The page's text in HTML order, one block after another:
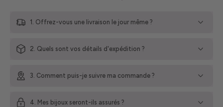
1. Offrez-vous une livraison le jour même ?
2. Quels sont vos détails d'expédition ?
3. Comment puis-je suivre ma commande ?
4. Mes bijoux seront-ils assurés ?